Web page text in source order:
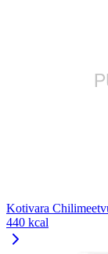
Kotivara
440 kcal